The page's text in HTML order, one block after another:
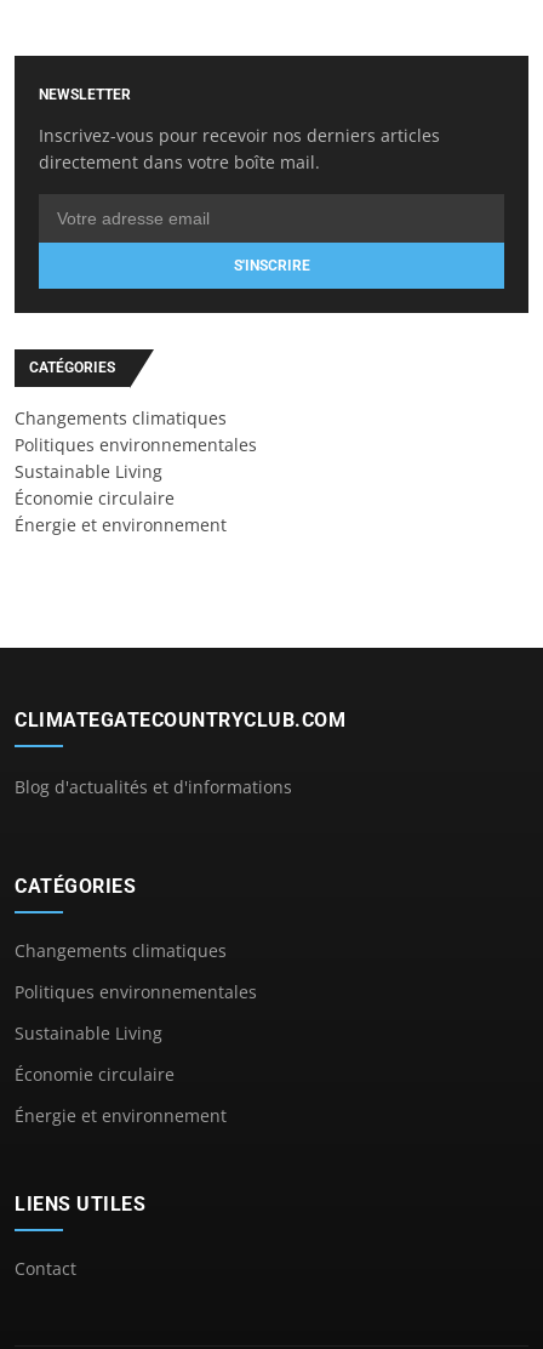
NEWSLETTER
Inscrivez-vous pour recevoir nos derniers articles
directement dans votre boîte mail.
S'INSCRIRE
CATÉGORIES
Changements climatiques
Politiques environnementales
Sustainable Living
Économie circulaire
Énergie et environnement
CLIMATEGATECOUNTRYCLUB.COM
Blog d'actualités et d'informations
CATÉGORIES
Changements climatiques
Politiques environnementales
Sustainable Living
Économie circulaire
Énergie et environnement
LIENS UTILES
Contact